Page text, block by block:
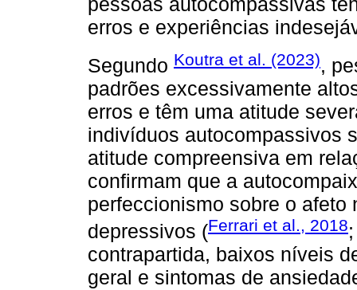
erros e experiências
Segundo Koutra et al. (2023),
padrões excessivamente
erros e têm uma atitude
indivíduos autocompassivos
atitude compreensiva em
confirmam que a
perfeccionismo sobre o
depressivos (Ferrari et al., 2018
contrapartida, baixos níveis
geral e sintomas de